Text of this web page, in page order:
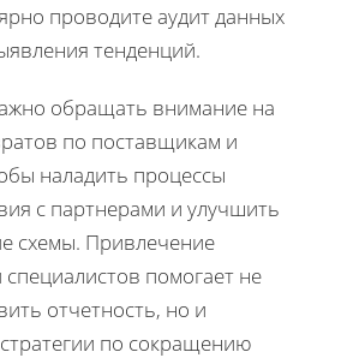
проводите аудит данных
тенденций.
обращать внимание на
по поставщикам и
наладить процессы
с партнерами и улучшить
схемы. Привлечение
помогает не
отчетность, но и
по сокращению